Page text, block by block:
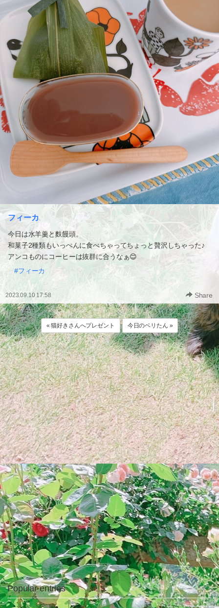
フィーカ
今日は水羊羹と麩饅頭。
和菓子2種類もいっぺんに食べちゃってちょっと贅沢しちゃった♪
アンコものにコーヒーは抜群に合うなぁ😊
#フィーカ
2023.09.10 17:58 Share
« 猫好きさんへプレゼント 今日のベリたん »
Popular entries